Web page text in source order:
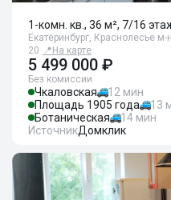
1-комн. кв., 36 м², 7/16
Екатеринбург, Краснолесье
20 📍 На карте
5 499 000 ₽
Без комиссии
Чкаловская
12 мин
Площадь 1905 года
13
Ботаническая
14 мин
ИсточникДомклик